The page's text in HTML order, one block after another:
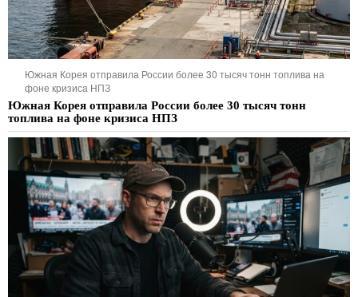
Южная Корея отправила России более 30 тысяч тонн топлива на
фоне кризиса НПЗ
Южная Корея отправила России более 30 тысяч тонн
топлива на фоне кризиса НПЗ